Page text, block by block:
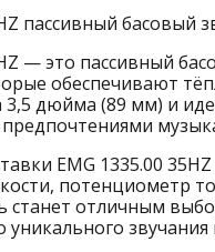
пассивный басовый
— это пассивный
обеспечивают
3,5 дюйма (89 мм) и
предпочтениями
EMG 1335.00
потенциометр
станет отличным
уникального звучания